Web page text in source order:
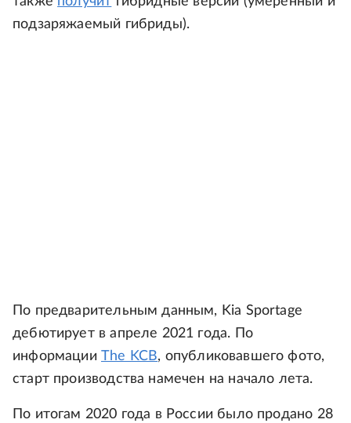
подзаряжаемый гибриды).
По предварительным данным, Kia Sportage
дебютирует в апреле 2021 года. По
информации
The KCB, опубликовавшего фото,
старт производства намечен на начало лета.
По итогам 2020 года в России было продано 28